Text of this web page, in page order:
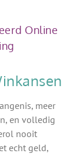
Online
meer
en volledig
nooit
echt geld,